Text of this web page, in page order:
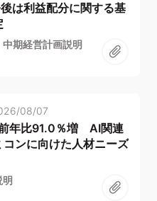
は利益配分に関する基
期経営計画説明
08/07
年比91.0％増 AI関連
ンに向けた人材ニーズ
明